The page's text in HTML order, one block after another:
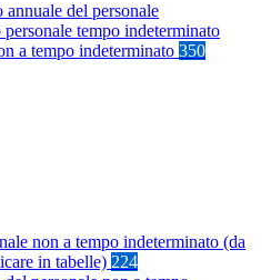
annuale del personale
personale tempo indeterminato
a tempo indeterminato 350
non a tempo indeterminato (da
in tabelle) 224